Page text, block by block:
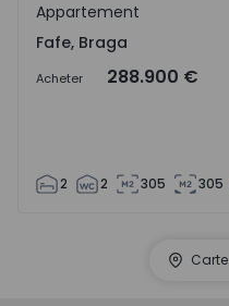
Fafe, Braga
Appartement
Fafe, Braga
Acheter 288.900 €
2 2 305 305
Carte